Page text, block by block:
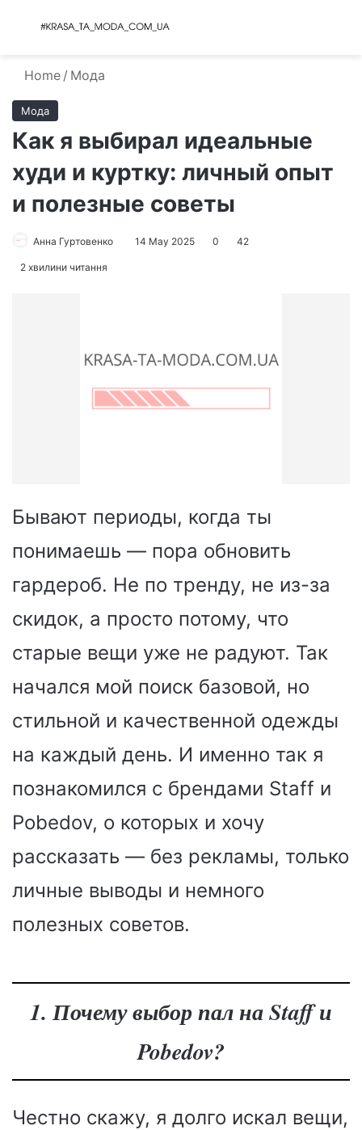
Menu
Home / Мода
Мода
Как я выбирал идеальные
худи и куртку: личный опыт
и полезные советы
Анна Гуртовенко 14 May 2025 0 42
2 хвилини читання
Бывают периоды, когда ты
понимаешь — пора обновить
гардероб. Не по тренду, не из-за
скидок, а просто потому, что
старые вещи уже не радуют. Так
начался мой поиск базовой, но
стильной и качественной одежды
на каждый день. И именно так я
познакомился с брендами Staff и
Pobedov, о которых и хочу
рассказать — без рекламы, только
личные выводы и немного
полезных советов.
1. Почему выбор пал на Staff и
Pobedov?
Честно скажу, я долго искал вещи,